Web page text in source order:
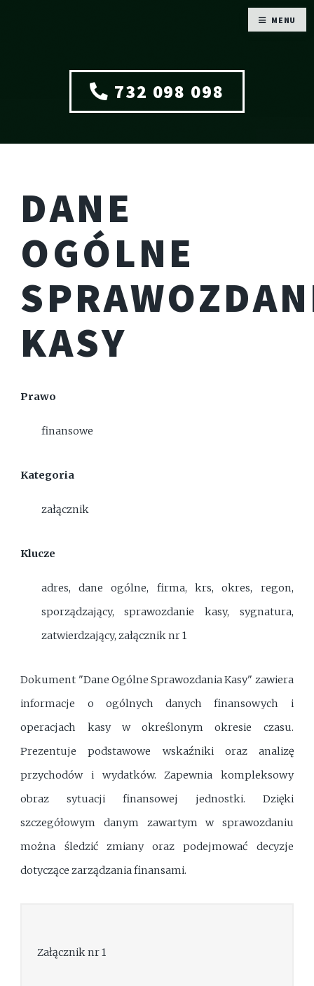
732 098 098
DANE
OGÓLNE
KASY
Prawo
finansowe
Kategoria
załącznik
Klucze
adres, dane ogólne, firma, krs, okres, regon,
sporządzający, sprawozdanie kasy, sygnatura,
zatwierdzający, załącznik nr 1
Dokument "Dane Ogólne Sprawozdania Kasy" zawiera
informacje o ogólnych danych finansowych i
operacjach kasy w określonym okresie czasu.
Prezentuje podstawowe wskaźniki oraz analizę
przychodów i wydatków. Zapewnia kompleksowy
obraz sytuacji finansowej jednostki. Dzięki
szczegółowym danym zawartym w sprawozdaniu
można śledzić zmiany oraz podejmować decyzje
dotyczące zarządzania finansami.
Załącznik nr 1
MENU